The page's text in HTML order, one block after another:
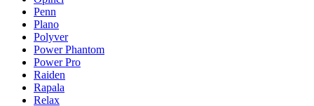
Penn
Plano
Polyver
Power Phantom
Power Pro
Raiden
Rapala
Relax